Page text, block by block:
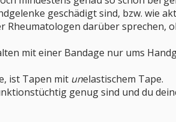
geschädigt sind, bzw. wie
Rheumatologen darüber sprechen,
mit einer Bandage nur ums
ist Tapen mit unelastischem Tape.
genug sind und du